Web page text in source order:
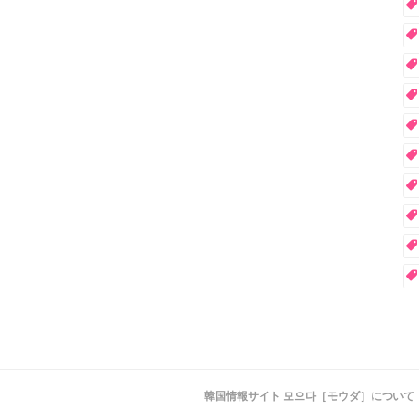
韓国情報サイト 모으다［モウダ］について